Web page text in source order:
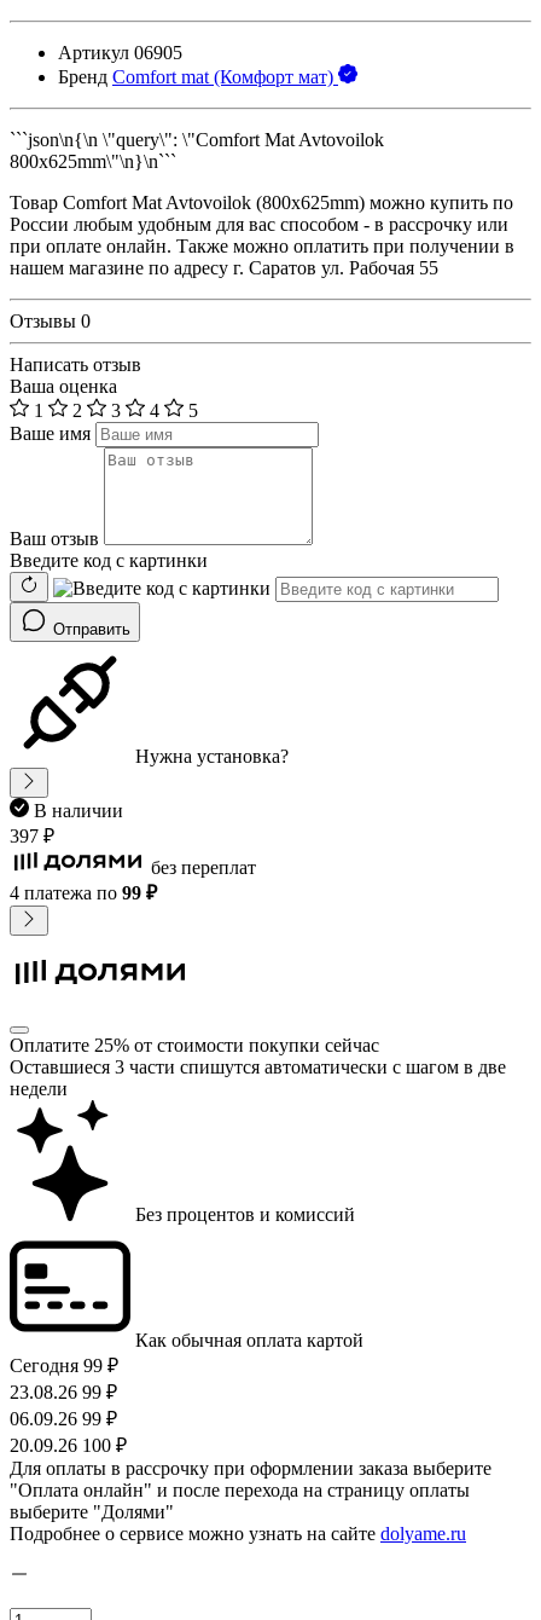
Артикул 06905
Бренд Comfort mat (Комфорт мат)
```json\n{\n \"query\": \"Comfort Mat Avtovoilok
800x625mm\"\n}\n```
Товар Comfort Mat Avtovoilok (800x625mm) можно купить по
России любым удобным для вас способом - в рассрочку или
при оплате онлайн. Также можно оплатить при получении в
нашем магазине по адресу г. Саратов ул. Рабочая 55
Отзывы 0
Написать отзыв
Ваша оценка
1
2 3 4
5
Ваше имя
Ваш отзыв
Введите код с картинки
Отправить
Нужна установка?
В наличии
397 ₽
без переплат
4 платежа по 99 ₽
Оплатите 25% от стоимости покупки сейчас
Оставшиеся 3 части спишутся автоматически с шагом в две
недели
Без процентов и комиссий
Как обычная оплата картой
Сегодня 99 ₽
23.08.26 99 ₽
06.09.26 99 ₽
20.09.26 100 ₽
Для оплаты в рассрочку при оформлении заказа выберите
"Оплата онлайн" и после перехода на страницу оплаты
выберите "Долями"
Подробнее о сервисе можно узнать на сайте dolyame.ru